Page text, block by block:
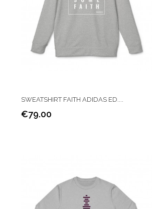
SWEATSHIRT FAITH ADIDAS ED....
Price
€79.00